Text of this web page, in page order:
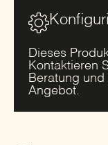
Dieses
Kontaktieren
Beratung
Angebot.